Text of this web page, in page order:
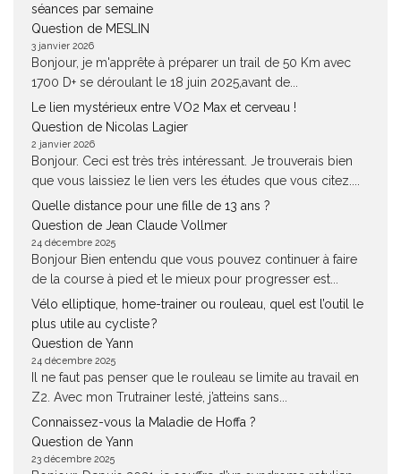
séances par semaine
Question de MESLIN
3 janvier 2026
Bonjour, je m'apprête à préparer un trail de 50 Km avec
1700 D+ se déroulant le 18 juin 2025,avant de...
Le lien mystérieux entre VO2 Max et cerveau !
Question de Nicolas Lagier
2 janvier 2026
Bonjour. Ceci est très très intéressant. Je trouverais bien
que vous laissiez le lien vers les études que vous citez....
Quelle distance pour une fille de 13 ans ?
Question de Jean Claude Vollmer
24 décembre 2025
Bonjour Bien entendu que vous pouvez continuer à faire
de la course à pied et le mieux pour progresser est...
Vélo elliptique, home-trainer ou rouleau, quel est l’outil le
plus utile au cycliste ?
Question de Yann
24 décembre 2025
Il ne faut pas penser que le rouleau se limite au travail en
Z2. Avec mon Trutrainer lesté, j’atteins sans...
Connaissez-vous la Maladie de Hoffa ?
Question de Yann
23 décembre 2025